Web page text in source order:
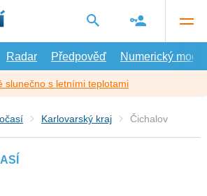
Radar Předpověď Numerický model
slunečno s letními teplotami
Karlovarský kraj Čichalov